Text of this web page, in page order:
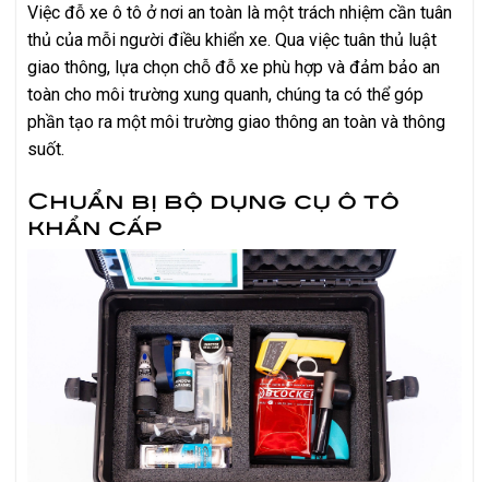
Việc đỗ xe ô tô ở nơi an toàn là một trách nhiệm cần tuân
thủ của mỗi người điều khiển xe. Qua việc tuân thủ luật
giao thông, lựa chọn chỗ đỗ xe phù hợp và đảm bảo an
toàn cho môi trường xung quanh, chúng ta có thể góp
phần tạo ra một môi trường giao thông an toàn và thông
suốt.
Chuẩn bị bộ dụng cụ ô tô
khẩn cấp